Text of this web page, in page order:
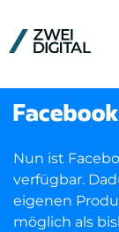
Nun ist
verfügbar.
eigenen
möglich als